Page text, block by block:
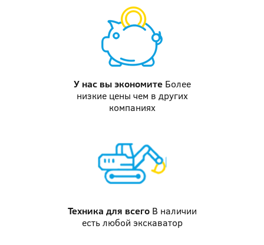
У нас выэкономите Более
низкие цены чем в других
компаниях
Техника для всего В наличии
есть любой экскаватор